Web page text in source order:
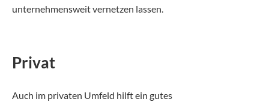
unternehmensweit vernetzen lassen.
Privat
Auch im privaten Umfeld hilft ein gutes